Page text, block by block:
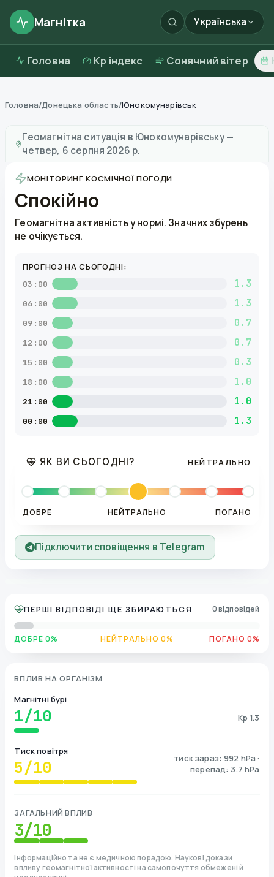
Магнітка Українська
Головна Kp індекс Сонячний вітер
Головна/Донецька область/Юнокомунарівськ
Геомагнітна ситуація в Юнокомунарівську—
четвер, 6 серпня 2026 р.
МОНІТОРИНГ КОСМІЧНОЇ ПОГОДИ
Спокійно
Геомагнітна активність у нормі. Значних збурень
не очікується.
ПРОГНОЗ НА СЬОГОДНІ:
03:00 1.3
06:00 1.3
09:00 0.7
12:00 0.7
15:00 0.3
18:00 1.0
21:00 1.0
00:00 1.3
ЯК ВИ СЬОГОДНІ? НЕЙТРАЛЬНО
ДОБРЕ НЕЙТРАЛЬНО ПОГАНО
Підключити сповіщення в Telegram
ПЕРШІ ВІДПОВІДІ ЩЕ ЗБИРАЮТЬСЯ 0 відповідей
ДОБРЕ 0% НЕЙТРАЛЬНО 0% ПОГАНО 0%
ВПЛИВ НА ОРГАНІЗМ
Магнітні бурі
1/10 Kp 1.3
Тиск повітря
5/10
тиск зараз: 992 hPa ·
перепад: 3.7 hPa
ЗАГАЛЬНИЙ ВПЛИВ
3/10
Інформаційно та не є медичною порадою. Наукові докази
впливу геомагнітної активності на самопочуття обмежені й